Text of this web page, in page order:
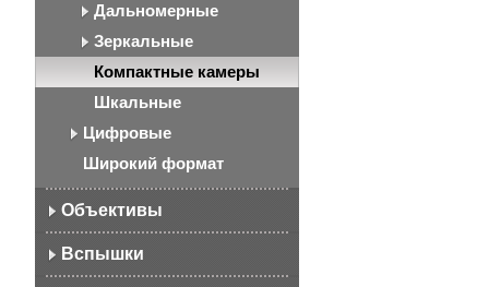
Дальномерные
Зеркальные
Компактные камеры
Шкальные
Цифровые
Широкий формат
Объективы
Вспышки